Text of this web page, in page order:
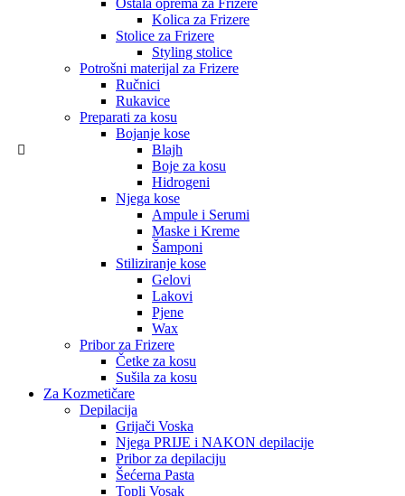
Ostala oprema za Frizere
Kolica za Frizere
Stolice za Frizere
Styling stolice
Potrošni materijal za Frizere
Ručnici
Rukavice
Preparati za kosu
Bojanje kose
Blajh
Boje za kosu
Hidrogeni
Njega kose
Ampule i Serumi
Maske i Kreme
Šamponi
Stiliziranje kose
Gelovi
Lakovi
Pjene
Wax
Pribor za Frizere
Četke za kosu
Sušila za kosu
Za Kozmetičare
Depilacija
Grijači Voska
Njega PRIJE i NAKON depilacije
Pribor za depilaciju
Šećerna Pasta
Topli Vosak